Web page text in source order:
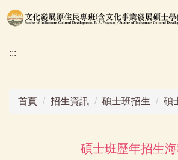
跳
到
要
:::
首頁 招生資訊 碩士班招生 碩
碩士班歷年招生